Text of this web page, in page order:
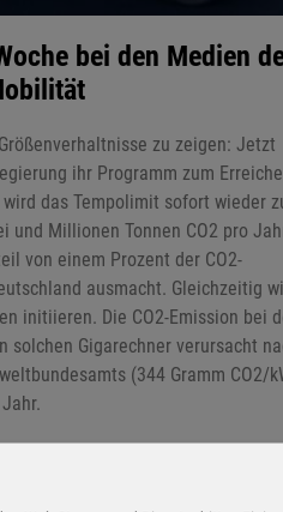
bei den Medien
zu zeigen: Jetzt
ihr Programm zum
das Tempolimit sofort wieder
und Millionen Tonnen CO2 pro
von einem Prozent der CO2-
ausmacht. Gleichzeitig
initiieren. Die CO2-Emission bei
solchen Gigarechner verursacht
(344 Gramm CO2/